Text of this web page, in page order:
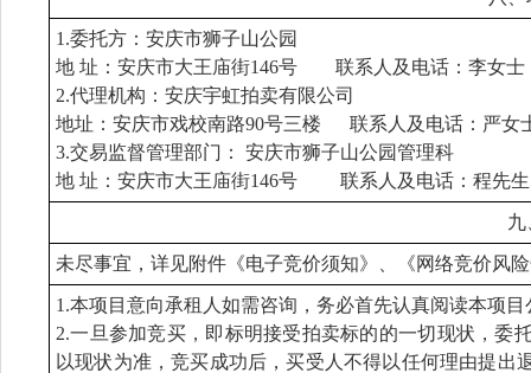
1.委托方：安庆市狮子山公园
地 址：安庆市大王庙街146号 联系人及电话：李女士
2.代理机构：安庆宇虹拍卖有限公司
地址：安庆市戏校南路90号三楼 联系人及电话：严女
3.交易监督管理部门： 安庆市狮子山公园管理科
地 址：安庆市大王庙街146号 联系人及电话：程先生
九
未尽事宜，详见附件《电子竞价须知》、《网络竞价风
1.本项目意向承租人如需咨询，务必首先认真阅读本项
2.一旦参加竞买，即标明接受拍卖标的的一切现状，委
以现状为准，竞买成功后，买受人不得以任何理由提